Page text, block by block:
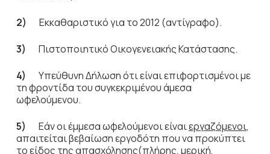
2) Εκκαθαριστικό για το 2012 (αντίγραφο).
3) Πιστοποιητικό Οικογενειακής Κατάστασης.
4) Υπεύθυνη Δήλωση ότι είναι επιφορτισμένοι με
τη φροντίδα του συγκεκριμένου άμεσα
ωφελούμενου.
5) Εάν οι έμμεσα ωφελούμενοι είναιεργαζόμενοι,
απαιτείται βεβαίωση εργοδότη που να προκύπτει
το είδος της απασχόλησης(πλήρης, μερική,